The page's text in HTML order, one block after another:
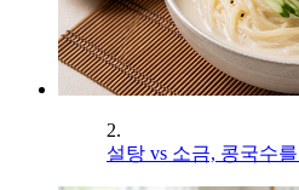
2.
설탕 vs 소금, 콩국수